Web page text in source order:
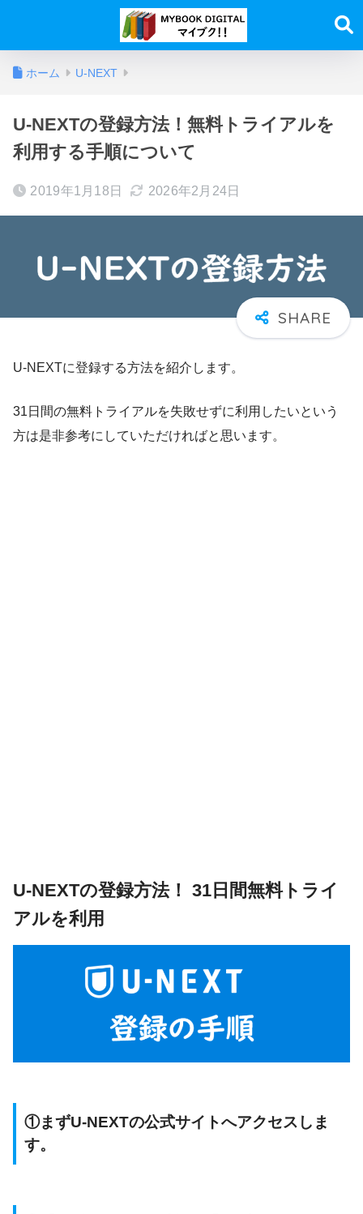
ホーム U-NEXT
U-NEXTの登録方法！無料トライアルを
利用する手順について
2019年1月18日 2026年2月24日
U-NEXTに登録する方法を紹介します。
31日間の無料トライアルを失敗せずに利用したいという
方は是非参考にしていただければと思います。
U-NEXTの登録方法！ 31日間無料トライ
アルを利用
①まずU-NEXTの公式サイトへアクセスしま
す。